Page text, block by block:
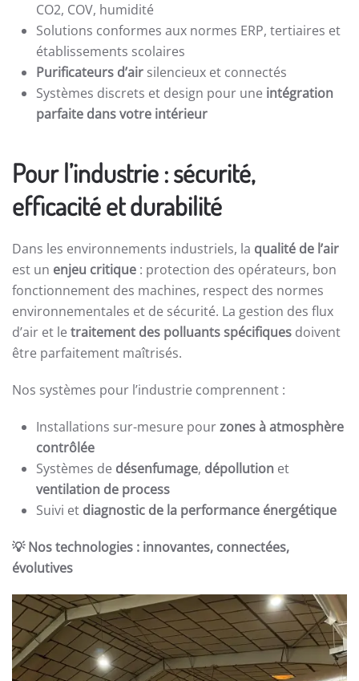
CO2, COV, humidité
Solutions conformes aux normes ERP, tertiaires et
établissements scolaires
Purificateurs d’air silencieux et connectés
Systèmes discrets et design pour une intégration
parfaite dans votre intérieur
Pour l’industrie : sécurité,
efficacité et durabilité
Dans les environnements industriels, la qualité de l’air
est un enjeu critique : protection des opérateurs, bon
fonctionnement des machines, respect des normes
environnementales et de sécurité. La gestion des flux
d’air et le traitement des polluants spécifiques doivent
être parfaitement maîtrisés.
Nos systèmes pour l’industrie comprennent :
Installations sur-mesure pourzones à atmosphère
contrôlée
Systèmes de désenfumage, dépollution et
ventilation de process
Suivi et diagnostic de la performance énergétique
💡 Nos technologies : innovantes, connectées,
évolutives